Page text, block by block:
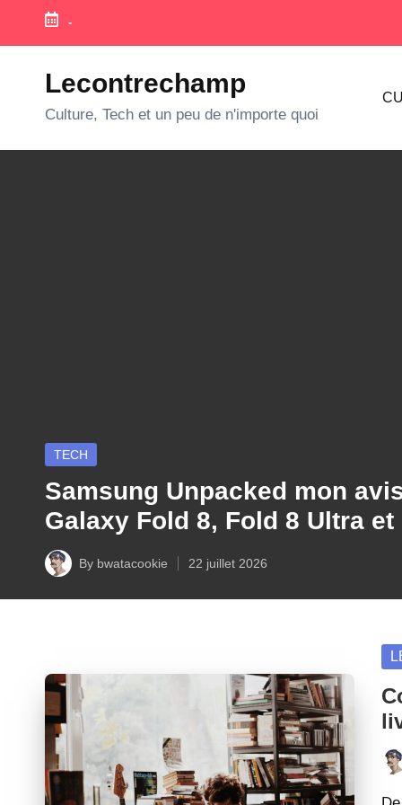
Skip
-
Lecontrechamp
Culture, Tech et un peu de n'importe quoi
Posted
TECH
Samsung Unpacked mon
Galaxy Fold 8, Fold 8 Ultra et
Posted
By bwatacookie 22 juillet 2026
by